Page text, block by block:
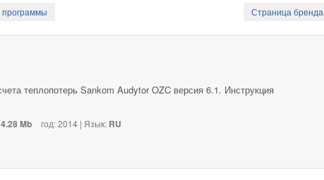
программы Страница бренда
теплопотерь Sankom Audytor OZC версия 6.1. Инструкция
Mb год: 2014 | Язык: RU